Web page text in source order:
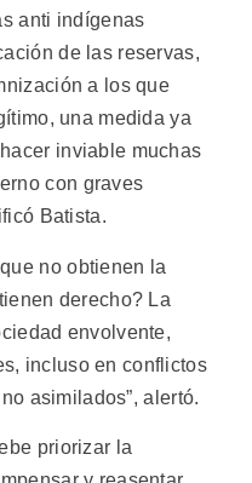
anti indígenas
de las reservas,
a los que
una medida ya
inviable muchas
con graves
Batista.
no obtienen la
derecho? La
envolvente,
incluso en conflictos
asimilados”, alertó.
priorizar la